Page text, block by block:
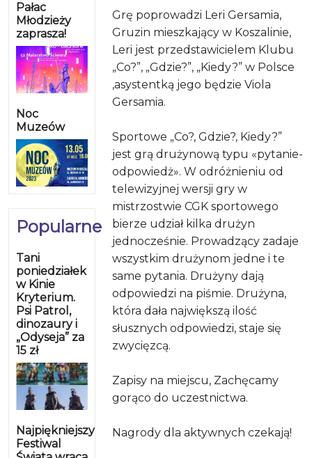
Pałac
Młodzieży
zaprasza!
Noc
Muzeów
Popularne
Tani
poniedziałek
w Kinie
Kryterium.
Psi Patrol,
dinozaury i
„Odyseja” za
15 zł
Najpiękniejszy
Festiwal
Grę poprowadzi Leri Gersamia,
Gruzin mieszkający w Koszalinie,
Leri jest przedstawicielem Klubu
„Co?”, „Gdzie?”, „Kiedy?” w Polsce
,asystentką jego będzie Viola
Gersamia.
Sportowe „Co?, Gdzie?, Kiedy?”
jest grą drużynową typu «pytanie-
odpowiedż». W odróżnieniu od
telewizyjnej wersji gry w
mistrzostwie CGK sportowego
bierze udział kilka drużyn
jednocześnie. Prowadzący zadaje
wszystkim drużynom jedne i te
same pytania. Drużyny dają
odpowiedzi na piśmie. Drużyna,
która dała największą ilość
słusznych odpowiedzi, staje się
zwycięzcą.
Zapisy na miejscu, Zachęcamy
gorąco do uczestnictwa.
Nagrody dla aktywnych czekają!